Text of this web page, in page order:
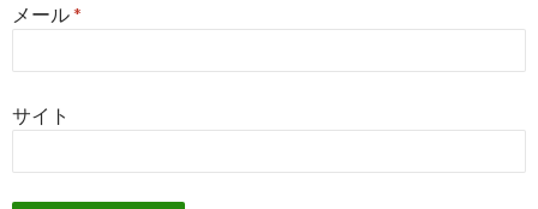
メール*
サイト